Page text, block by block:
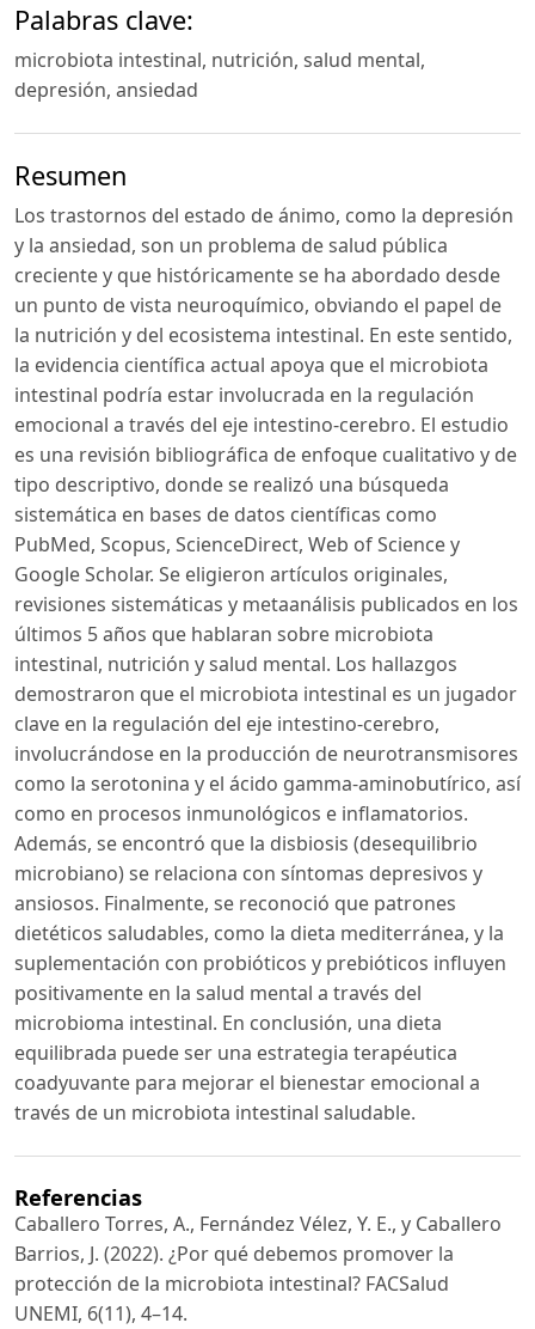
Palabras clave:
microbiota intestinal, nutrición, salud mental,
depresión, ansiedad
Resumen
Los trastornos del estado de ánimo, como la depresión
y la ansiedad, son un problema de salud pública
creciente y que históricamente se ha abordado desde
un punto de vista neuroquímico, obviando el papel de
la nutrición y del ecosistema intestinal. En este sentido,
la evidencia científica actual apoya que el microbiota
intestinal podría estar involucrada en la regulación
emocional a través del eje intestino-cerebro. El estudio
es una revisión bibliográfica de enfoque cualitativo y de
tipo descriptivo, donde se realizó una búsqueda
sistemática en bases de datos científicas como
PubMed, Scopus, ScienceDirect, Web of Science y
Google Scholar. Se eligieron artículos originales,
revisiones sistemáticas y metaanálisis publicados en los
últimos 5 años que hablaran sobre microbiota
intestinal, nutrición y salud mental. Los hallazgos
demostraron que el microbiota intestinal es un jugador
clave en la regulación del eje intestino-cerebro,
involucrándose en la producción de neurotransmisores
como la serotonina y el ácido gamma-aminobutírico, así
como en procesos inmunológicos e inflamatorios.
Además, se encontró que la disbiosis (desequilibrio
microbiano) se relaciona con síntomas depresivos y
ansiosos. Finalmente, se reconoció que patrones
dietéticos saludables, como la dieta mediterránea, y la
suplementación con probióticos y prebióticos influyen
positivamente en la salud mental a través del
microbioma intestinal. En conclusión, una dieta
equilibrada puede ser una estrategia terapéutica
coadyuvante para mejorar el bienestar emocional a
través de un microbiota intestinal saludable.
Referencias
Caballero Torres, A., Fernández Vélez, Y. E., y Caballero
Barrios, J. (2022). ¿Por qué debemos promover la
protección de la microbiota intestinal? FACSalud
UNEMI, 6(11), 4–14.